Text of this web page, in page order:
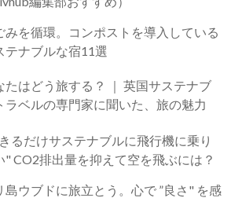
みを循環。コンポストを導入している
テナブルな宿11選
どう旅する？ ｜ 英国サステナブ
ラベルの専門家に聞いた、旅の魅力
るだけサステナブルに飛行機に乗り
" CO2排出量を抑えて空を飛ぶには？
島ウブドに旅立とう。心で ”良さ" を感